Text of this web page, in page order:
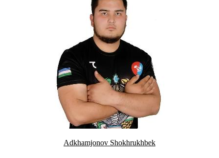
Adkhamjonov Shokhrukhbek